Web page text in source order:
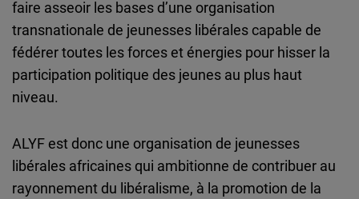
faire asseoir les bases d’une organisation
transnationale de jeunesses libérales capable de
fédérer toutes les forces et énergies pour hisser la
participation politique des jeunes au plus haut
niveau.
ALYF est donc une organisation de jeunesses
libérales africaines qui ambitionne de contribuer au
rayonnement du libéralisme, à la promotion de la
Typeform
Embed